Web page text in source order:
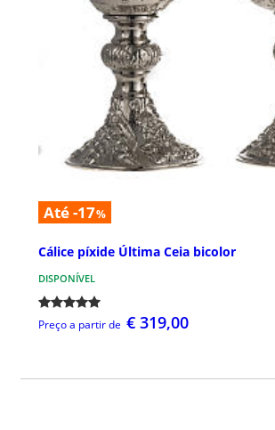
Até -17%
Cálice píxide Última Ceia bicolor
DISPONÍVEL
Preço a partir de € 319,00